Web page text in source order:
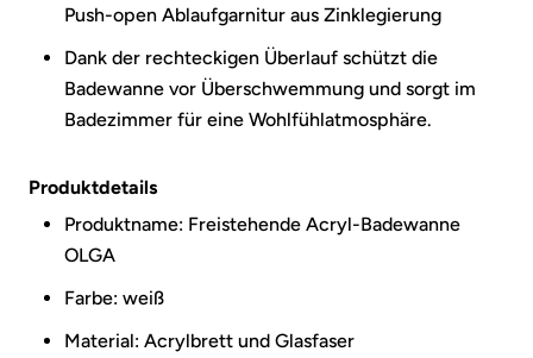
Push-open Ablaufgarnitur aus Zinklegierung
Dank der rechteckigen Überlauf schützt die
Badewanne vor Überschwemmung und sorgt im
Badezimmer für eine Wohlfühlatmosphäre.
Produktdetails
Produktname: Freistehende Acryl-Badewanne
OLGA
Farbe: weiß
Material: Acrylbrett und Glasfaser